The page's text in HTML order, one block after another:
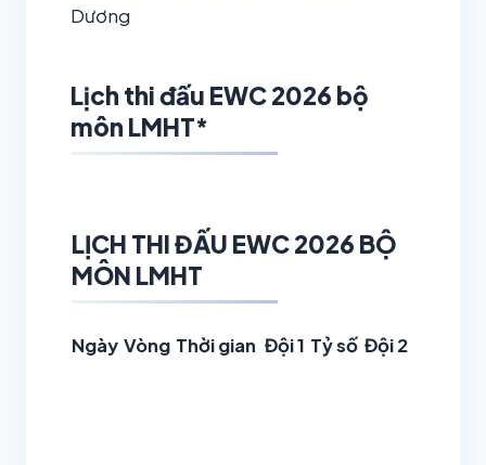
Dương
Lịch thi đấu EWC 2026 bộ
môn LMHT*
LỊCH THI ĐẤU EWC 2026 BỘ
MÔN LMHT
Ngày Vòng Thời gian Đội 1 Tỷ số Đội 2